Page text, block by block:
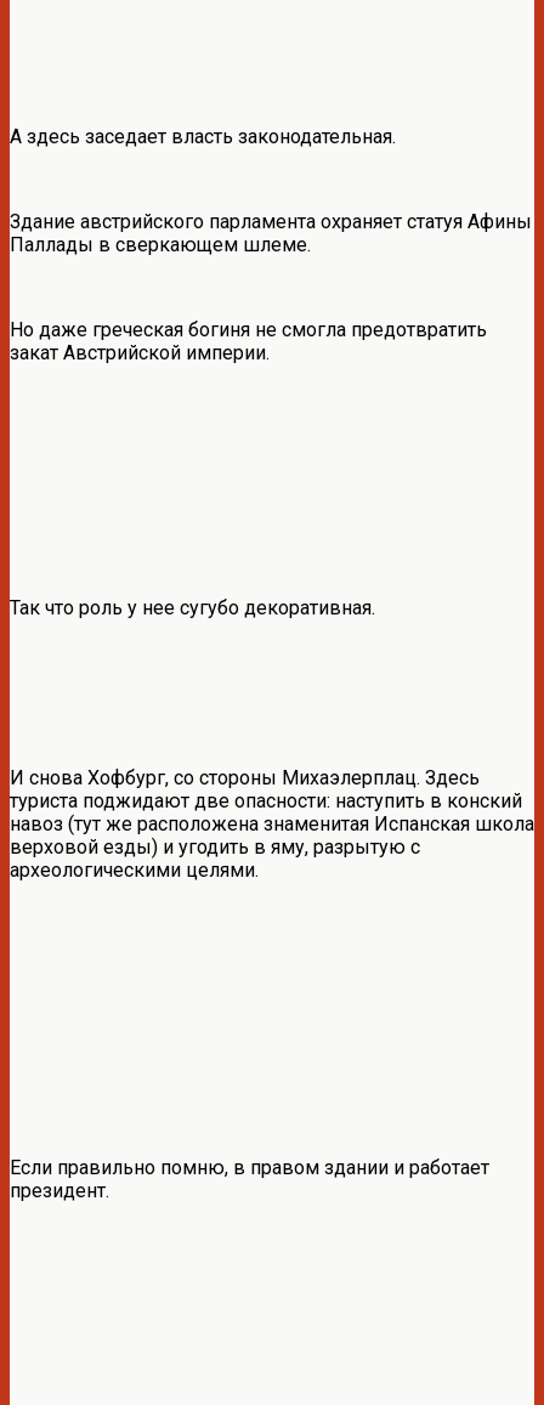
А здесь заседает власть законодательная.
Здание австрийского парламента охраняет статуя Афины
Паллады в сверкающем шлеме.
Но даже греческая богиня не смогла предотвратить
закат Австрийской империи.
Так что роль у нее сугубо декоративная.
И снова Хофбург, со стороны Михаэлерплац. Здесь
туриста поджидают две опасности: наступить в конский
навоз (тут же расположена знаменитая Испанская школа
верховой езды) и угодить в яму, разрытую с
археологическими целями.
Если правильно помню, в правом здании и работает
президент.